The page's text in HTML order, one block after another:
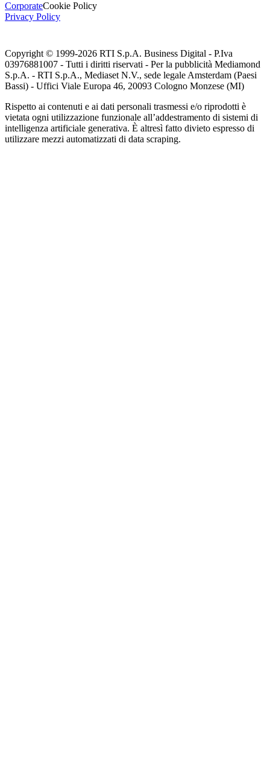
CorporateCookie Policy
Privacy Policy
Copyright © 1999-2026 RTI S.p.A. Business Digital - P.Iva
03976881007 - Tutti i diritti riservati - Per la pubblicità Mediamond
S.p.A. - RTI S.p.A., Mediaset N.V., sede legale Amsterdam (Paesi
Bassi) - Uffici Viale Europa 46, 20093 Cologno Monzese (MI)
Rispetto ai contenuti e ai dati personali trasmessi e/o riprodotti è
vietata ogni utilizzazione funzionale all’addestramento di sistemi di
intelligenza artificiale generativa. È altresì fatto divieto espresso di
utilizzare mezzi automatizzati di data scraping.